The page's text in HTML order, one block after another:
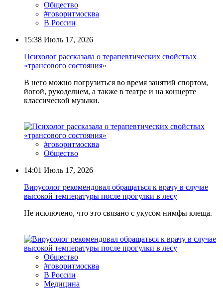
Общество
#говоритмосква
В России
15:38 Июль 17, 2026
Психолог рассказала о терапевтических свойствах
«трансового состояния»
В него можно погрузиться во время занятий спортом,
йогой, рукоделием, а также в театре и на концерте
классической музыки.
#говоритмосква
Общество
14:01 Июль 17, 2026
Вирусолог рекомендовал обращаться к врачу в случае
высокой температуры после прогулки в лесу
Не исключено, что это связано с укусом нимфы клеща.
Общество
#говоритмосква
В России
Медицина